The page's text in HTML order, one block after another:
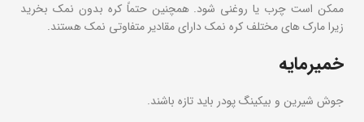
ممکن است چرب یا روغنی شود. همچنین حتماً کره بدون نمک بخرید
زیرا مارک های مختلف کره نمک دارای مقادیر متفاوتی نمک هستند.
خمیرمایه
جوش شیرین و بیکینگ پودر باید تازه باشند.